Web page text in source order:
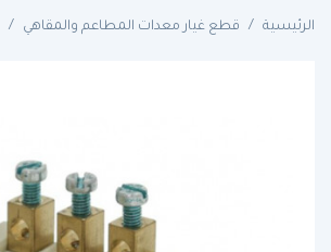
الرئيسية قطع غيار معدات المطاعم والمقاهي